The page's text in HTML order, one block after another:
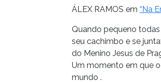
ÁLEX RAMOS em “Na
Quando pequeno
seu cachimbo e se
do Menino Jesus de
Um momento em que
mundo .